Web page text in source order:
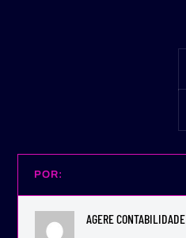
POR:
AGERE CONTABILIDADE